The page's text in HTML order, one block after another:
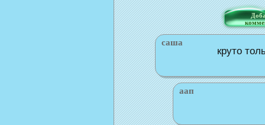
саша
круто
аап